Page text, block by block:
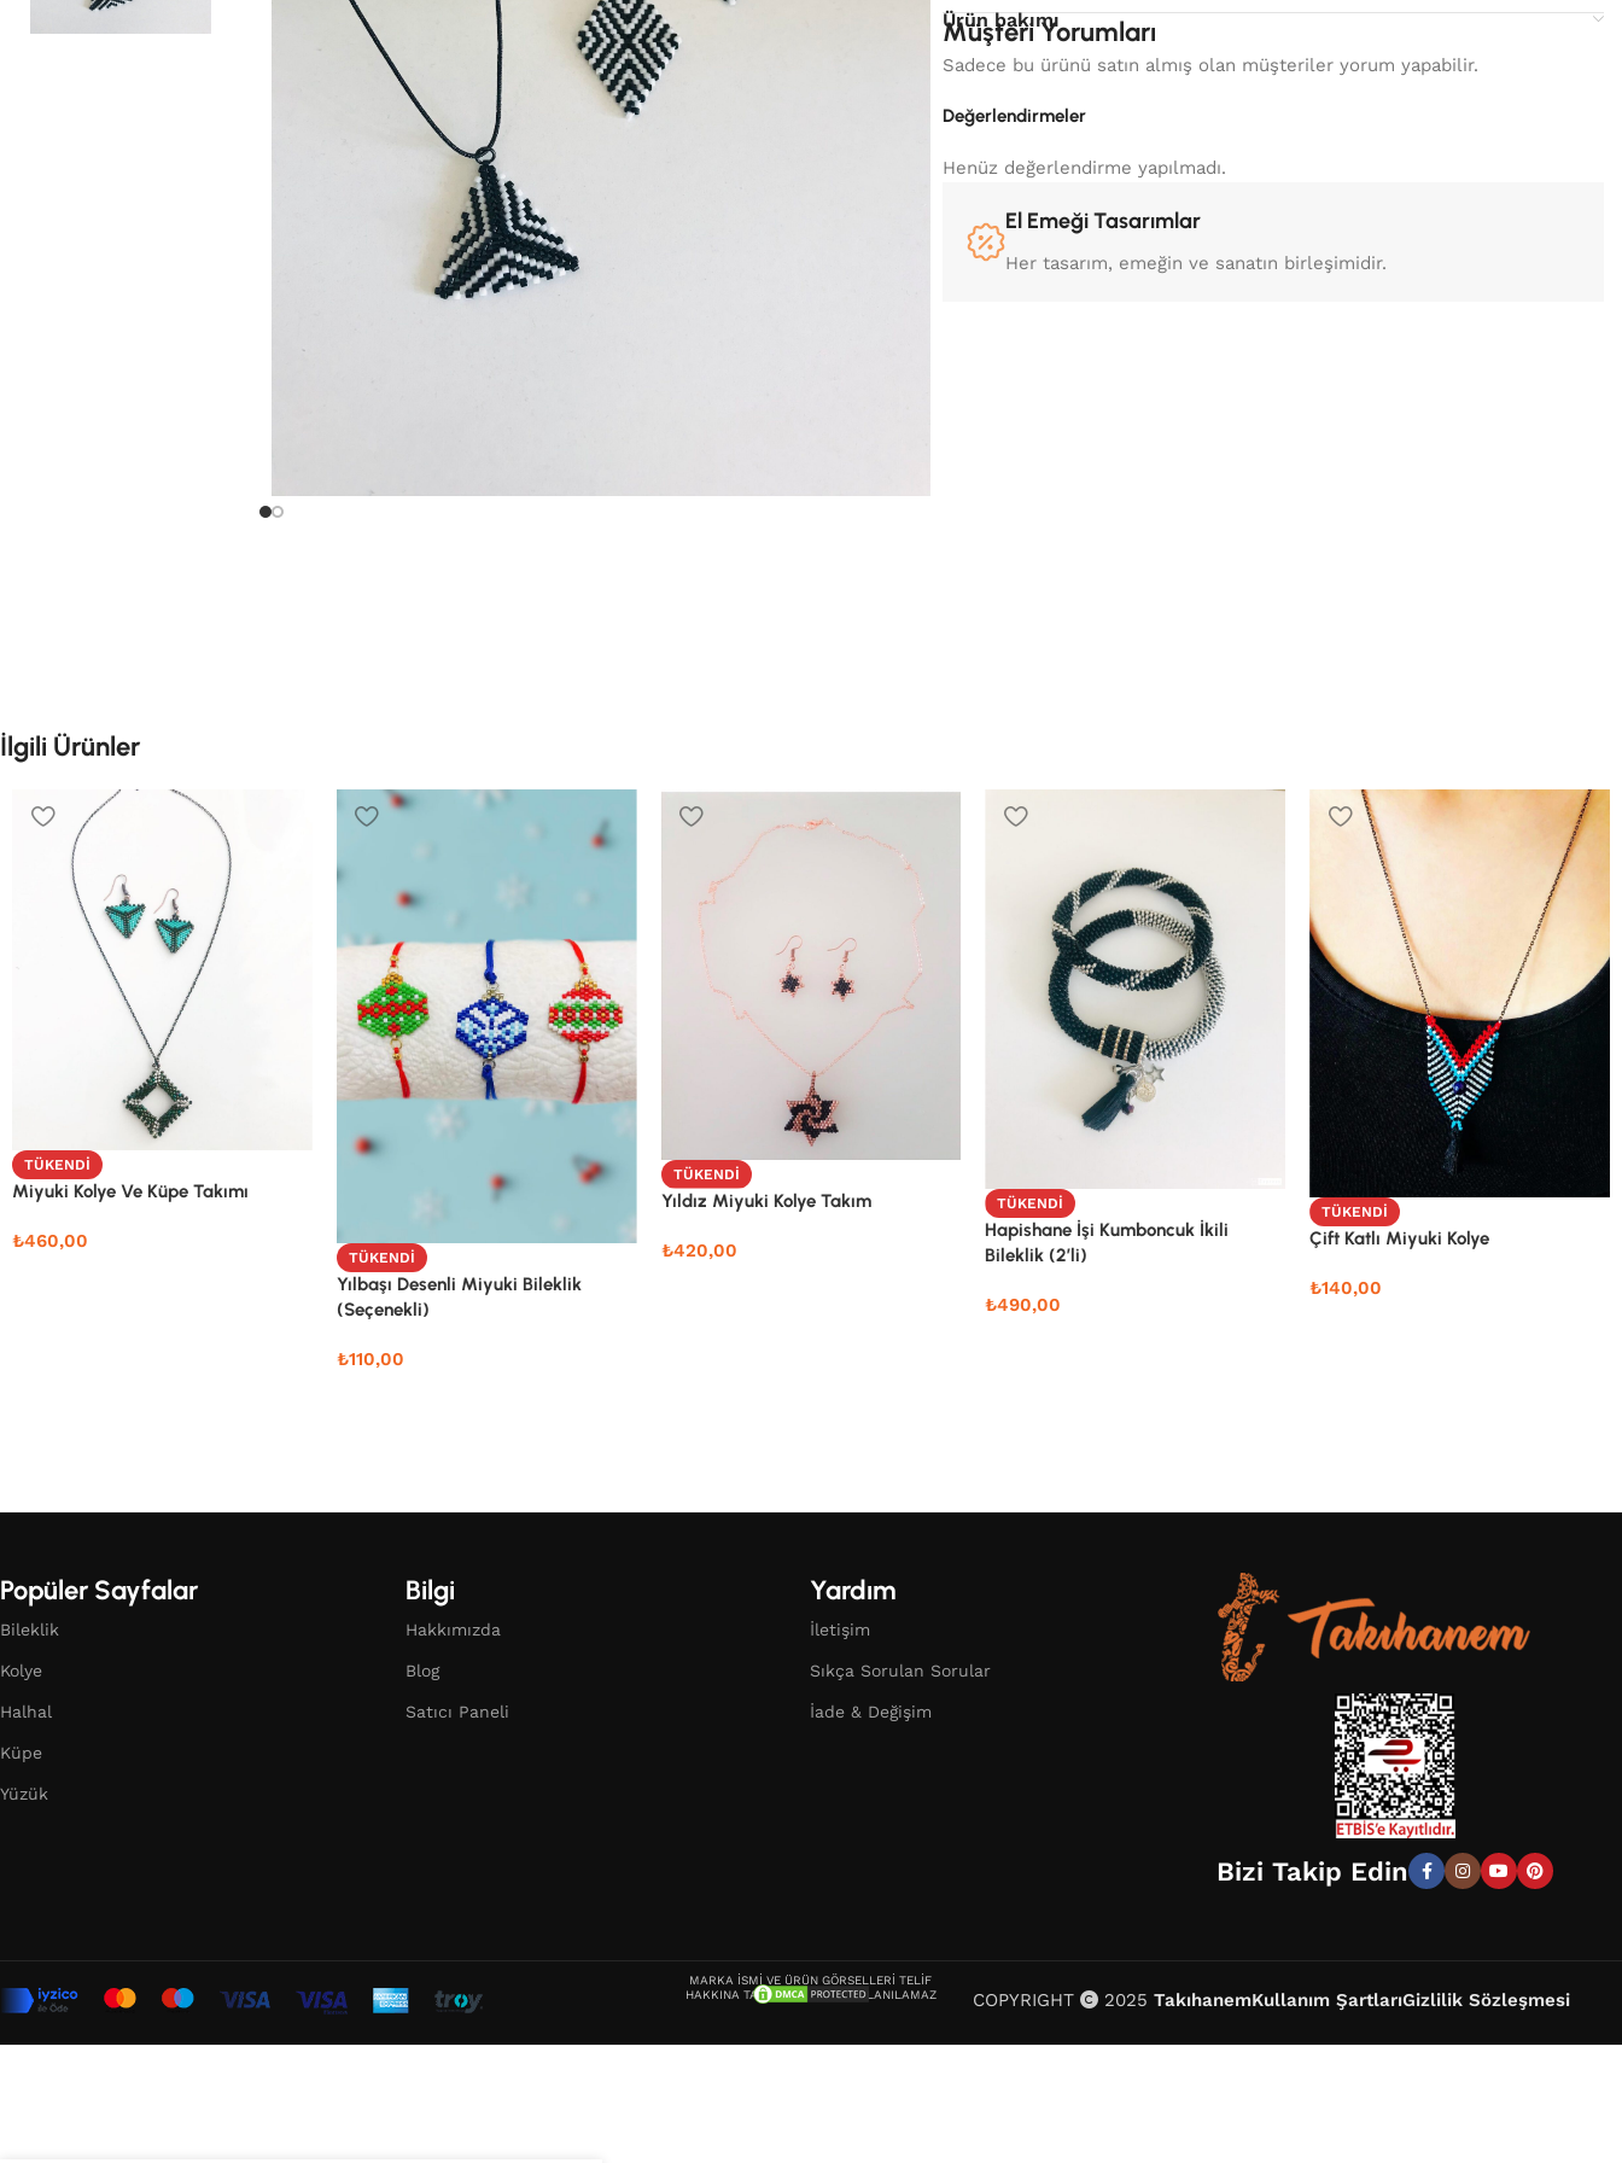
Ürün bakımı
Müşteri Yorumları
Değerlendirmeler
Henüz değerlendirme yapılmadı.
Sadece bu ürünü satın almış olan müşteriler yorum yapabilir.
El Emeği Tasarımlar
Her tasarım, emeğin ve sanatın birleşimidir.
İlgili Ürünler
TÜKENDI
Miyuki Kolye Ve Küpe Takımı
₺460,00
TÜKENDI
Yılbaşı Desenli Miyuki Bileklik
(Seçenekli)
₺110,00
TÜKENDI
Yıldız Miyuki Kolye Takım
₺420,00
TÜKENDI
Hapishane İşi Kumboncuk İkili
Bileklik (2’li)
₺490,00
TÜKENDI
Çift Katlı Miyuki Kolye
₺140,00
Popüler Sayfalar
Bileklik
Kolye
Halhal
Küpe
Yüzük
Bilgi
Hakkımızda
Blog
Satıcı Paneli
Yardım
İletişim
Sıkça Sorulan Sorular
İade & Değişim
Bizi Takip Edin
MARKA İSMİ VE ÜRÜN GÖRSELLERİ TELİF
HAKKINA TABİDİR, İZİNSİZ KULLANILAMAZ
COPYRIGHT 2025TakıhanemKullanım ŞartlarıGizlilik Sözleşmesi